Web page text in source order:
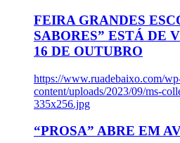
FEIRA GRANDES
SABORES” ESTÁ DE
16 DE OUTUBRO
https://www.ruadebaixo.com/
content/uploads/2023/09/ms-
335x256.jpg
“PROSA” ABRE EM